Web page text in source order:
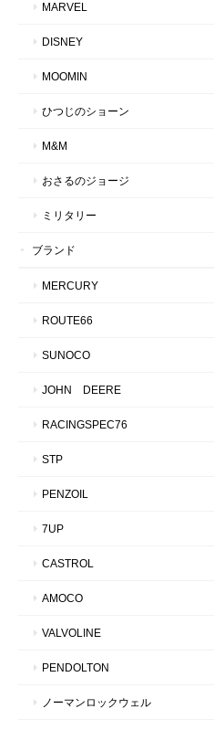
MARVEL
DISNEY
MOOMIN
ひつじのショーン
M&M
おさるのジョージ
ミリタリー
ブランド
MERCURY
ROUTE66
SUNOCO
JOHN DEERE
RACINGSPEC76
STP
PENZOIL
7UP
CASTROL
AMOCO
VALVOLINE
PENDOLTON
ノーマンロックウェル